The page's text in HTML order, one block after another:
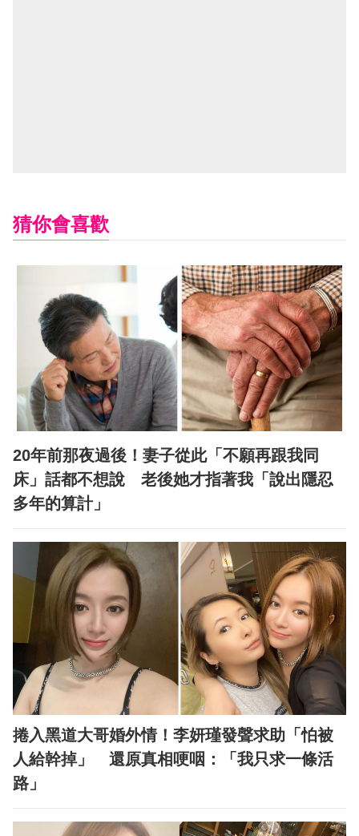
猜你會喜歡
20年前那夜過後！妻子從此「不願再跟我同
床」話都不想說 老後她才指著我「說出隱忍
多年的算計」
捲入黑道大哥婚外情！李妍瑾發聲求助「怕被
人給幹掉」 還原真相哽咽：「我只求一條活
路」